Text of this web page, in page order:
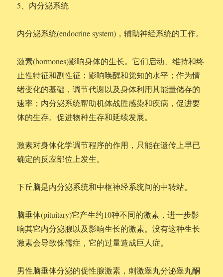
5、内分泌系统
内分泌系统(endocrine system)，辅助神经系统的工作。
激素(hormones)影响身体的生长。它们启动、维持和终
止性特征和副性征；影响唤醒和觉知的水平；作为情
绪变化的基础，调节代谢以及身体利用其能量储存的
速率；内分泌系统帮助机体战胜感染和疾病，促进要
体的生存。促进物种生存和延续发展。
激素对身体化学调节程序的作用，只能在遗传上早已
确定的反应部位上发生。
下丘脑是内分泌系统和中枢神经系统间的中转站。
脑垂体(pituitary)它产生约10种不同的激素，进一步影
响其它内分泌腺以及影响生长的激素。没有这种生长
激素会导致侏儒症，它的过量造成巨人症。
男性脑垂体分泌的促性腺激素，刺激睾丸分泌睾丸酮